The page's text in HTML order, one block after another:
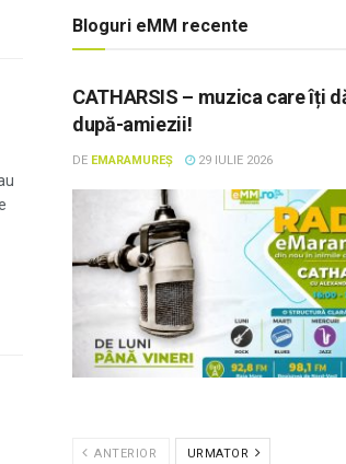
Bloguri eMM recente
CATHARSIS – muzica care îți
după-amiezii!
DE EMARAMUREȘ 29 IULIE 2026
ANTERIOR URMATOR